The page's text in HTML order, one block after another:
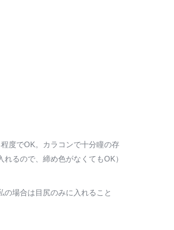
度でOK。カラコンで十分瞳の存
るので、締め色がなくてもOK）
場合は目尻のみに入れること